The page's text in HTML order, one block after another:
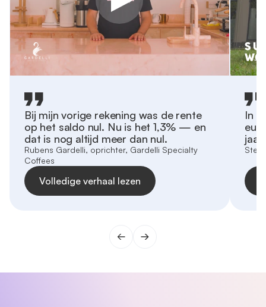
Bij mijn vorige rekening was de rente
op het saldo nul. Nu is het 1,3% — en
dat is nog altijd meer dan nul.
Rubens Gardelli, oprichter, Gardelli Specialty
Coffees
Volledige verhaal lezen
In
jaar.